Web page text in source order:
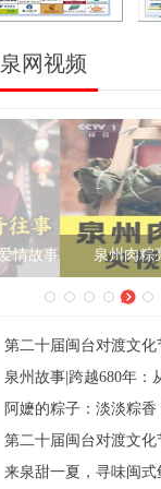
泉网视频
泉州肉粽亮相央视《
阿嬷的粽子：淡淡粽香
来泉甜一夏，寻味闽式